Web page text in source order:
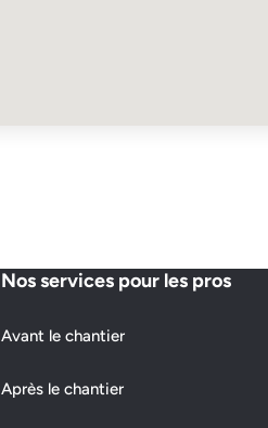
Nos services pour les pros
Avant le chantier
Après le chantier